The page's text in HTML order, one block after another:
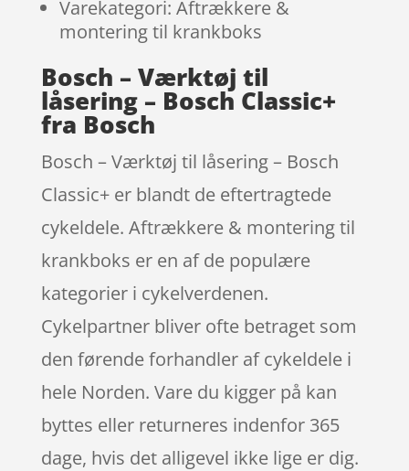
Varekategori: Aftrækkere &
montering til krankboks
Bosch – Værktøj til
låsering – Bosch Classic+
fra Bosch
Bosch – Værktøj til låsering – Bosch
Classic+ er blandt de eftertragtede
cykeldele. Aftrækkere & montering til
krankboks er en af de populære
kategorier i cykelverdenen.
Cykelpartner bliver ofte betraget som
den førende forhandler af cykeldele i
hele Norden. Vare du kigger på kan
byttes eller returneres indenfor 365
dage, hvis det alligevel ikke lige er dig.